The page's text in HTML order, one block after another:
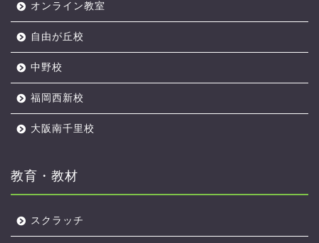
オンライン教室
自由が丘校
中野校
福岡西新校
大阪南千里校
教育・教材
スクラッチ